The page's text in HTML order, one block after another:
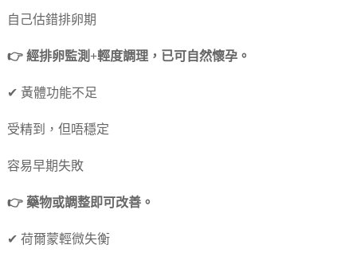
自己估錯排卵期
👉 經排卵監測+輕度調理，已可自然懷孕。
✔ 黃體功能不足
受精到，但唔穩定
容易早期失敗
👉 藥物或調整即可改善。
✔ 荷爾蒙輕微失衡